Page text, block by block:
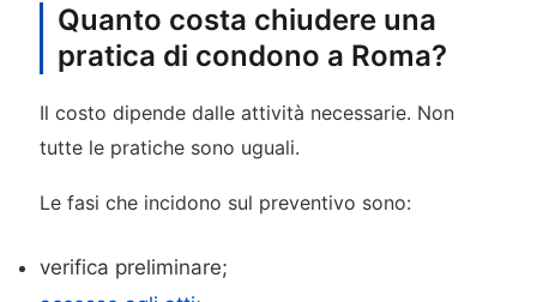
Quanto costa chiudere una
pratica di condono a Roma?
Il costo dipende dalle attività necessarie. Non
tutte le pratiche sono uguali.
Le fasi che incidono sul preventivo sono:
verifica preliminare;